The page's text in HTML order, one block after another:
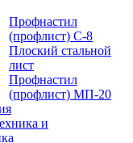
Профнастил
(профлист) С-8
Плоский стальной
лист
Профнастил
(профлист) МП-20
и